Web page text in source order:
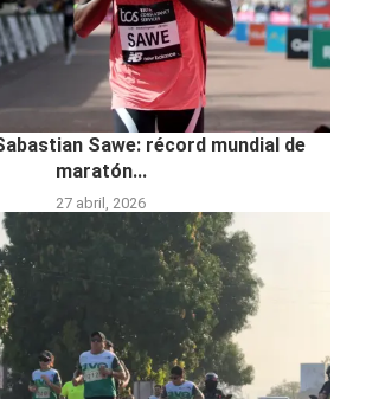
Sawe: récord mundial de
maratón...
27 abril, 2026